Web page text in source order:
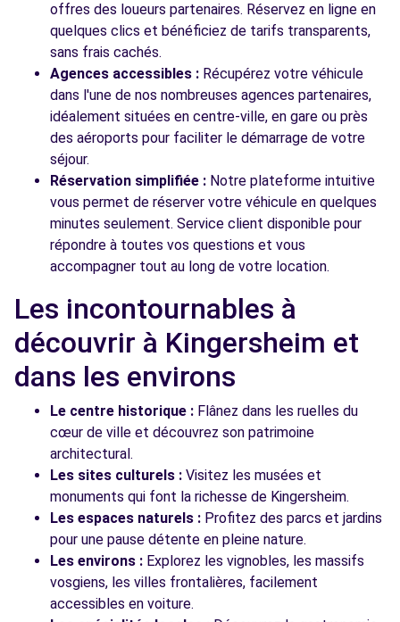
offres des loueurs partenaires. Réservez en ligne en
quelques clics et bénéficiez de tarifs transparents,
sans frais cachés.
Agences accessibles : Récupérez votre véhicule
dans l'une de nos nombreuses agences partenaires,
idéalement situées en centre-ville, en gare ou près
des aéroports pour faciliter le démarrage de votre
séjour.
Réservation simplifiée : Notre plateforme intuitive
vous permet de réserver votre véhicule en quelques
minutes seulement. Service client disponible pour
répondre à toutes vos questions et vous
accompagner tout au long de votre location.
Les incontournables à
découvrir à Kingersheim et
dans les environs
Le centre historique : Flânez dans les ruelles du
cœur de ville et découvrez son patrimoine
architectural.
Les sites culturels : Visitez les musées et
monuments qui font la richesse de Kingersheim.
Les espaces naturels : Profitez des parcs et jardins
pour une pause détente en pleine nature.
Les environs : Explorez les vignobles, les massifs
vosgiens, les villes frontalières, facilement
accessibles en voiture.